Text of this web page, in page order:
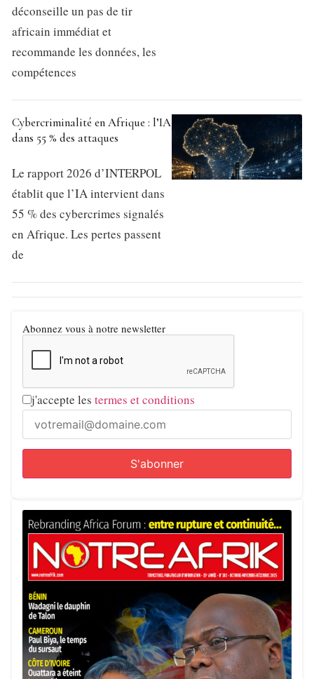
déconseille un pas de tir
africain immédiat et
recommande les données, les
compétences
Cybercriminalité en Afrique : l’IA
dans 55 % des attaques
Le rapport 2026 d’INTERPOL
établit que l’IA intervient dans
55 % des cybercrimes signalés
en Afrique. Les pertes passent
de
Abonnez vous à notre newsletter
j'accepte les termes et conditions